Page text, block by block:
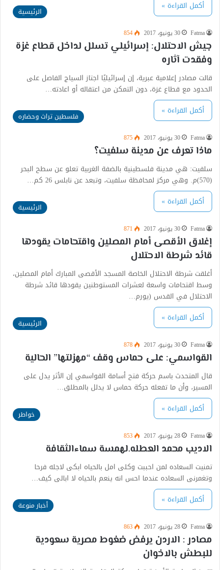
أكمل القراءة »
الرئيسية
Fatma 30 يونيو، 2017 854
جيش الاحتلال: إسرائيلي تسلل لداخل قطاع غزة
وفقدت آثاره
قالت مصادر إعلامية عبرية، إن إسرائيليًا اجتاز السياج الفاصل على
الحدود مع قطاع غزة، دون التمكن من اعتقاله أو اعادته…
أكمل القراءة »
فلسطين تراث وحضاره
Fatma 30 يونيو، 2017 875
ماذا تعرف عن مدينة سلفيت؟
سلفيت: هي مدينة فلسطينية بالضفة الغربية تعلو عن سطح البحر
(570)م. وهي مركز لمحافظة سلفيت، وتبعد عن نابلس 26 كم…
أكمل القراءة »
الرئيسية
Fatma 30 يونيو، 2017 871
إغلاق الأقصى أمام المصلين واقتحامات يقودها
قائد شرطة الاحتلال
أغلقت شرطة الاحتلال الخاصة المسجد الأقصى المبارك أمام المصلين،
وسط اقتحامات واسعة لعشرات المستوطنين يقودها قائد شرطة
الاحتلال في القدس (يورم…
أكمل القراءة »
الرئيسية
Fatma 30 يونيو، 2017 878
القواسمي: على حماس وقف “مهزلتها” الحالية
قال المتحدث باسم حركة فتح أسامة القواسمي إن الأثر يدل على
المسير، وأن ما تفعله حركة حماس لا يدلل بالمطلق…
أكمل القراءة »
خواطر
Fatma 28 يونيو، 2017 853
الاديب محمد العطله.لهمسة سماءالثقافة
تمنيت السعاده لمن احببت وكلى امل بالحياه ابكى لاجله فرحا
وتغمرنى السعاده عندما احس انه ينعم بالحياه لا ابالى كيف…
أكمل القراءة »
أخبار منوعة
Fatma 28 يونيو، 2017 863
مصادر : الاردن يرفض ضغوط مصرية سعودية
للبطش بالاخوان